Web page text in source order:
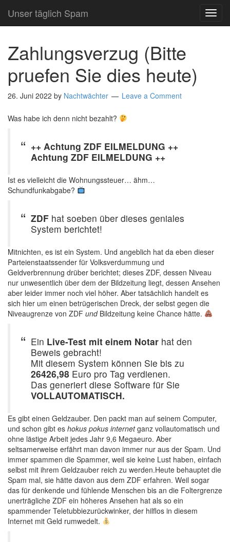
Unser täglich Spam
Zahlungsverzug (Bitte
pruefen Sie dies heute)
26. Juni 2022 by Nachtwächter Leave a Comment
Was habe ich denn nicht bezahlt?
++ Achtung ZDF EILMELDUNG ++
Achtung ZDF EILMELDUNG ++
Ist es vielleicht die Wohnungssteuer… ähm…
Schundfunkabgabe?
ZDF hat soeben über dieses geniales
System berichtet!
Mitnichten, es ist ein System. Und angeblich hat da eben dieser
Parteienstaatssender für Volksverdummung und
Geldverbrennung drüber berichtet; dieses ZDF, dessen Niveau
nur unwesentlich über dem der Bildzeitung liegt, dessen Ansehen
aber leider immer noch viel höher. Aber tatsächlich handelt es
sich hier um einen betrügerischen Dreck, der selbst gegen die
Niveaugrenze von ZDF undBildzeitung keine Chance hätte.
Ein Live-Test mit einem Notar hat den
Beweis gebracht!
Mit diesem System können Sie bis zu
26426,98 Euro pro Tag verdienen.
Das generiert diese Software für Sie
VOLLAUTOMATISCH.
Es gibt einen Geldzauber. Den packt man auf seinem Computer,
und schon gibt es hokus pokus internetganz vollautomatisch und
ohne lästige Arbeit jedes Jahr 9,6 Megaeuro. Aber
seltsamerweise erfährt man davon immer nur aus der Spam. Und
immer spammen die Spammer, weil sie keine Lust haben, einfach
selbst mit ihrem Geldzauber reich zu werden.Heute behauptet die
Spam mal, sie hätte davon aus dem ZDF erfahren. Weil sogar
das für denkende und fühlende Menschen bis an die Foltergrenze
unerträgliche ZDF ein höheres Ansehen hat als so ein
spammender Teletubbiezurückwinker, der hilflos in diesem
Internet mit Geld rumwedelt.